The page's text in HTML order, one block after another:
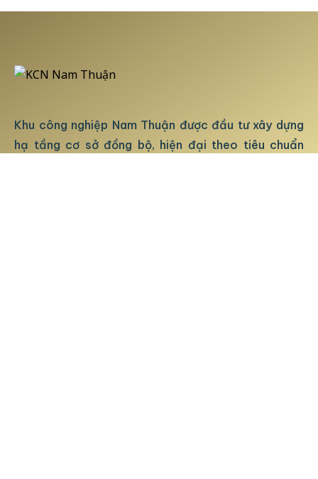
Khu công nghiệp Nam Thuận được đầu tư xây dựng
hạ tầng cơ sở đồng bộ, hiện đại theo tiêu chuẩn